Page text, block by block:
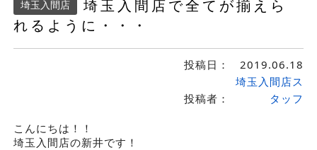
埼玉入間店
埼玉入間店で全てが揃えら
れるように・・・
投稿日： 2019.06.18
投稿者：
埼玉入間店ス
タッフ
こんにちは！！
埼玉入間店の新井です！